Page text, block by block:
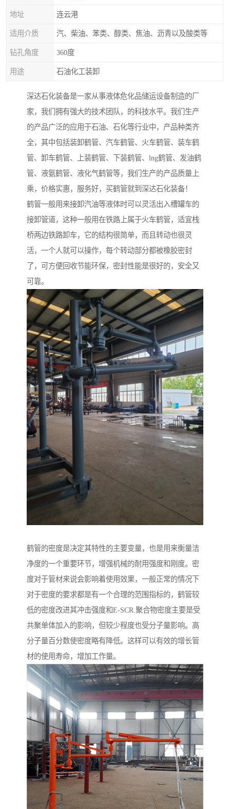
地址 连云港
适用介质 汽、柴油、苯类、醇类、焦油、沥青以及酸类等
钻孔角度 360度
用途 石油化工装卸
深达石化装备是一家从事液体危化品储运设备制造的厂
家，我们拥有强大的技术团队，的科技水平。我们生产
的产品广泛的应用于石油、石化等行业中，产品种类齐
全，其中包括装卸鹤管、汽车鹤管、火车鹤管、装车鹤
管、卸车鹤管、上装鹤管、下装鹤管、lng鹤管、发油鹤
管、液氨鹤管、液化气鹤管等，我们生产的产品质量上
乘，价格实惠，服务好，买鹤管就到深达石化装备！
鹤管一般用来接卸汽油等液体时可以灵活出入槽罐车的
接卸管道，这种一般用在铁路上属于火车鹤管，适宜栈
桥两边铁路卸车，它的结构很简单，而且转动也很灵
活，一个人就可以操作，每个转动部分都被橡胶密封
了，可方便回收节能环保，密封性能是很好的，安全又
可靠。
鹤管的密度是决定其特性的主要变量，也是用来衡量洁
净度的一个重要环节，增强机械的耐用强度和刚度。密
度对于管材来说会影响着使用效果，一般正常的情况下
对于密度的要求都是有一个合理的范围指标的，鹤管较
低的密度改进其冲击强度和E-SCR.聚合物密度主要是受
共聚单体加入的影响，但较少程度也受分子量影响。高
分子量百分数使密度略有降低。这样可以有效的增长管
材的使用寿命，增加工作量。